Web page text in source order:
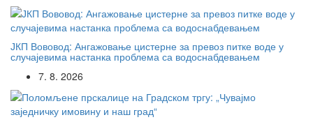
ЈКП Вововод: Ангажовање цистерне за превоз питке воде у
случајевима настанка проблема са водоснабдевањем
7. 8. 2026